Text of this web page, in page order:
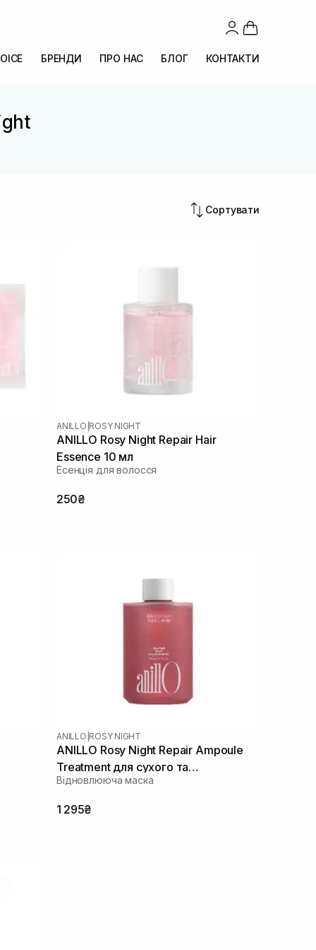
БРЕНДИ ПРО НАС БЛОГ КОНТАКТИ
Сортувати
ANILLO ROSY NIGHT
ANILLO Rosy Night Repair Hair
Essence 10 мл
Есенція для волосся
250₴
ANILLO ROSY NIGHT
ANILLO Rosy Night Repair Ampoule
Treatment для сухого та
пошкодженого волосся 200 мл
Відновлююча маска
1 295₴